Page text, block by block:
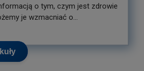
o tym, czym jest zdrowie
je wzmacniać o...